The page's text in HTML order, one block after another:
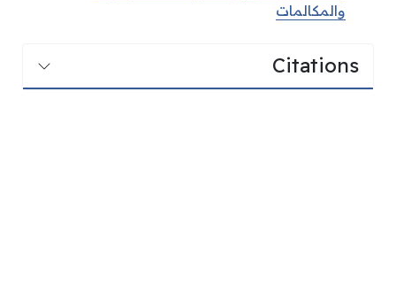
والمكالمات
Citations